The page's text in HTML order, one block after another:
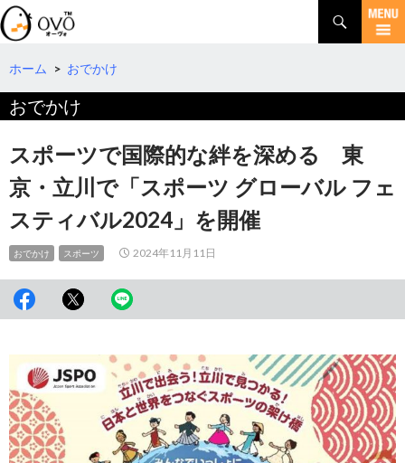
検
索
コ
テ
ツ
へ
動
ホーム > おでかけ
おでかけ
スポーツで国際的な絆を深める 東
京・立川で「スポーツ グローバル フェ
スティバル2024」を開催
おでかけ スポーツ 2024年11月11日